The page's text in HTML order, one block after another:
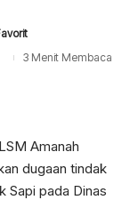
3 Menit Membaca
Amanah
dugaan tindak
Sapi pada Dinas